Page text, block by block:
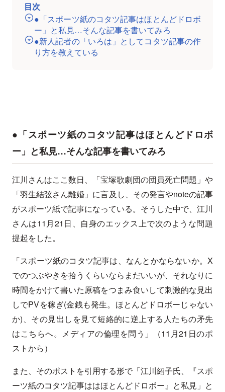
目次
●「スポーツ紙のコタツ記事はほとんどドロボ
ー」と私見…そんな記事を書いてみろ
●新人記者の「いろは」としてコタツ記事の作
り方を教えている
●「スポーツ紙のコタツ記事はほとんどドロボ
ー」と私見…そんな記事を書いてみろ
江川さんはここ数日、「宝塚歌劇団の団員死亡問題」や
「羽生結弦さん離婚」に言及し、その発言やnoteの記事
がスポーツ紙で記事になっている。そうした中で、江川
さんは11月21日、自身のエックス上で次のような問題
提起をした。
「スポーツ紙のコタツ記事は、なんとかならないか。X
でのつぶやきを拾うくらいならまだいいが、それなりに
時間をかけて書いた原稿をつまみ食いして刺激的な見出
しでPVを稼ぎ(金銭も発生。ほとんどドロボーじゃない
か)、その見出しを見て短絡的に逆上する人たちの矛先
はこちらへ。メディアの倫理を問う」（11月21日のポ
ストから）
また、そのポストを引用する形で「江川紹子氏、『スポ
ーツ紙のコタツ記事ははほとんどドロボー』と私見」と